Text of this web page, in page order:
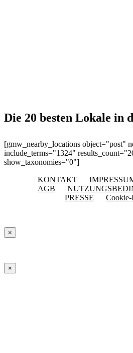
Die 20 besten Lokale in
[gmw_nearby_locations object="post"
include_terms="1324"
show_taxonomies="0"]
KONTAKT
AGB
PRESSE
×
×